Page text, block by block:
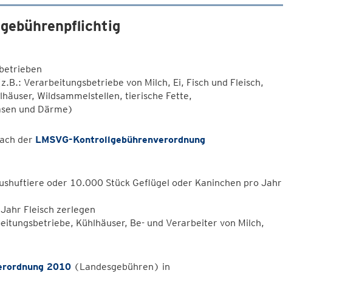
Verarbeitungsbetriebe von Milch, Ei, Fisch und Fleisch,
Wildsammelstellen, tierische Fette,
und Därme)
der LMSVG-Kontrollgebührenverordnung
oder 10.000 Stück Geflügel oder Kaninchen pro Jahr
Fleisch zerlegen
Kühlhäuser, Be- und Verarbeiter von Milch,
2010(Landesgebühren) in